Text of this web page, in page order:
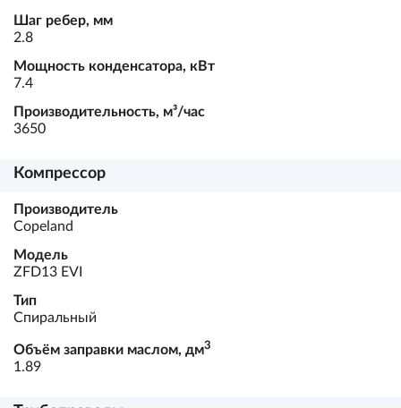
Шаг ребер, мм
2.8
Мощность конденсатора, кВт
7.4
Производительность, м³/час
3650
Компрессор
Производитель
Copeland
Модель
ZFD13 EVI
Тип
Спиральный
Объём заправки маслом, дм3
1.89